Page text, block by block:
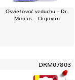
Osviežovač vzduchu – Dr.
Marcus – Orgován
DRM07803